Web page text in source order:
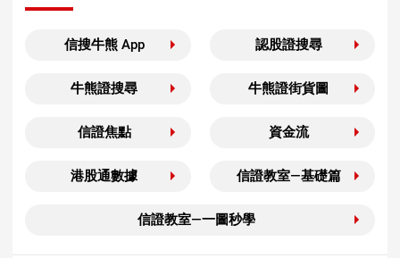
信搜牛熊 App 認股證搜尋
牛熊證搜尋 牛熊證街貨圖
信證焦點 資金流
港股通數據 信證教室—基礎篇
信證教室—一圖秒學